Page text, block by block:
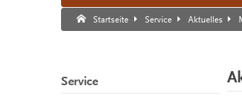
Startseite Service Aktuelles
Suche:
Suche Ende.
Service